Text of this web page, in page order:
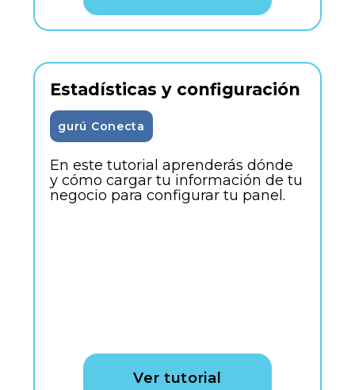
Estadísticas y configuración
gurú Conecta
En este tutorial aprenderás dónde
y cómo cargar tu información de tu
negocio para configurar tu panel.
Ver tutorial